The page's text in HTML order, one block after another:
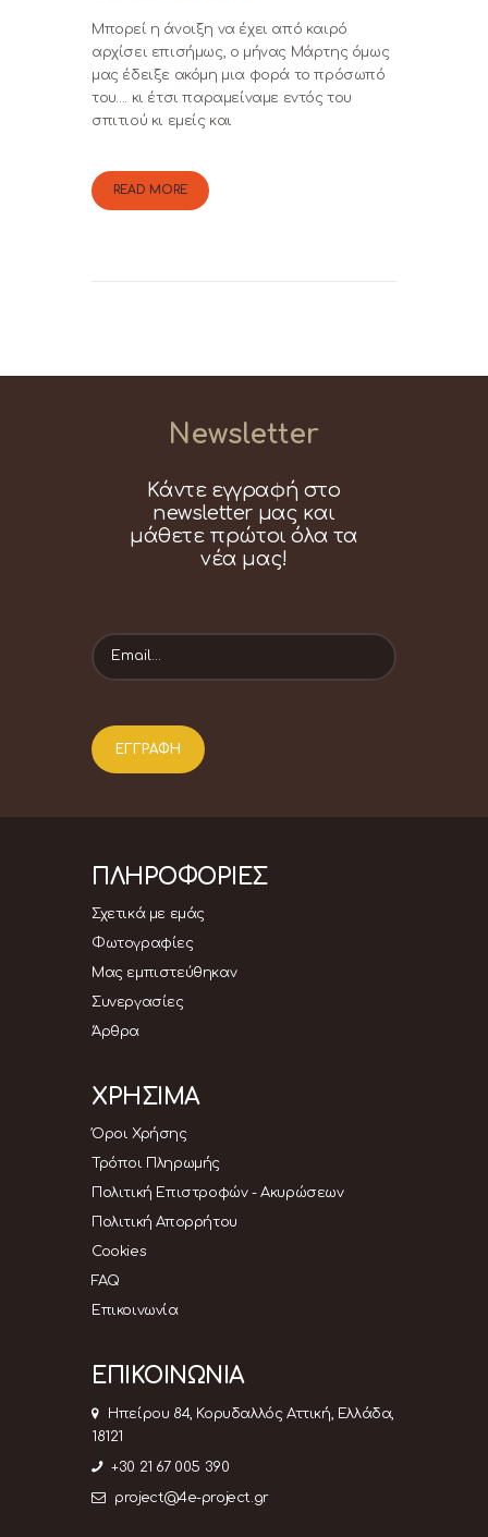
Μπορεί η άνοιξη να έχει από καιρό
αρχίσει επισήμως, ο μήνας Μάρτης όμως
μας έδειξε ακόμη μια φορά το πρόσωπό
του…. κι έτσι παραμείναμε εντός του
σπιτιού κι εμείς και
READ MORE
Newsletter
Κάντε εγγραφή στο
newsletter μας και
μάθετε πρώτοι όλα τα
νέα μας!
ΠΛΗΡΟΦΟΡΙΕΣ
Σχετικά με εμάς
Φωτογραφίες
Μας εμπιστεύθηκαν
Συνεργασίες
Άρθρα
ΧΡΗΣΙΜΑ
Όροι Χρήσης
Τρόποι Πληρωμής
Πολιτική Επιστροφών - Ακυρώσεων
Πολιτική Απορρήτου
Cookies
FAQ
Επικοινωνία
ΕΠΙΚΟΙΝΩΝΙΑ
Ηπείρου 84, Κορυδαλλός Αττική, Ελλάδα,
18121
+30 21 67 005 390
project@4e-project.gr